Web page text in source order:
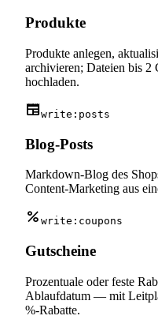
Produkte
Produkte anlegen,
archivieren; Dateien bis
hochladen.
newspaperwrite:posts
Blog-Posts
Markdown-Blog des
Content-Marketing aus
percent write:coupons
Gutscheine
Prozentuale oder feste
Ablaufdatum — mit
%-Rabatte.